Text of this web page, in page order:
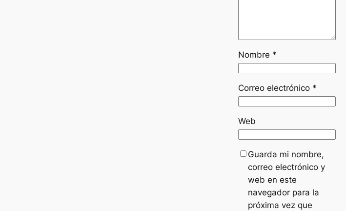
Nombre *
Correo electrónico *
Web
Guarda mi nombre,
correo electrónico y
web en este
navegador para la
próxima vez que